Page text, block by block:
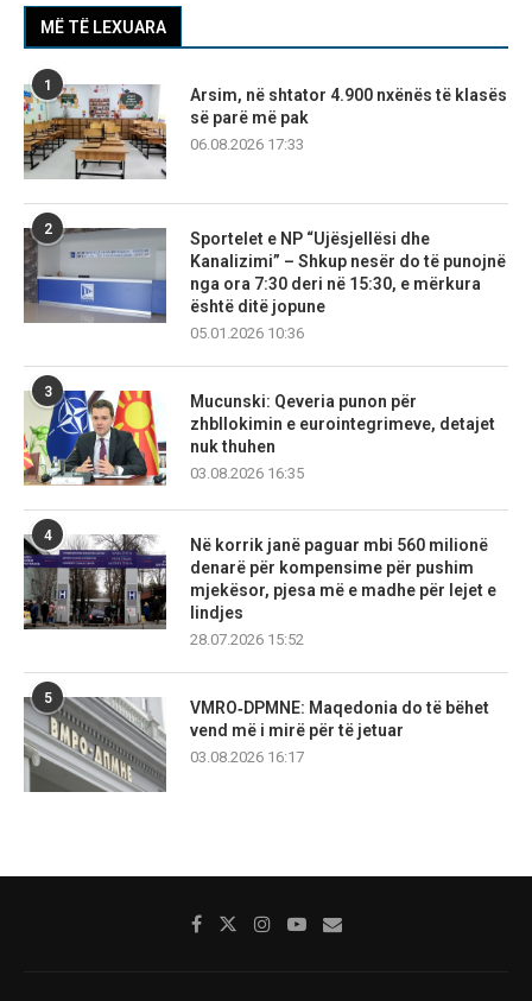
MË TË LEXUARA
1
Arsim, në shtator 4.900 nxënës të klasës
së parë më pak
06.08.2026 17:33
2
Sportelet e NP “Ujësjellësi dhe
Kanalizimi” – Shkup nesër do të punojnë
nga ora 7:30 deri në 15:30, e mërkura
është ditë jopune
05.01.2026 10:36
3
Mucunski: Qeveria punon për
zhbllokimin e eurointegrimeve, detajet
nuk thuhen
03.08.2026 16:35
4
Në korrik janë paguar mbi 560 milionë
denarë për kompensime për pushim
mjekësor, pjesa më e madhe për lejet e
lindjes
28.07.2026 15:52
5
VMRO‑DPMNE: Maqedonia do të bëhet
vend më i mirë për të jetuar
03.08.2026 16:17